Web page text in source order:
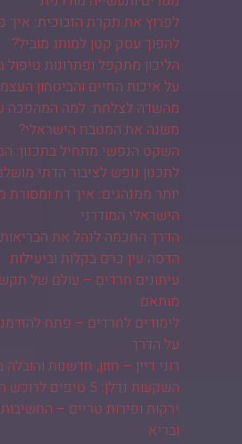
לפרוץ את תקרת הזכוכית: איך
להפוך עסק קטן למותג מוביל?
הליכון מתקפל ופתרונות
על איכות החיים והביטחון
מהשדה לצלחת: למה המהפכה של
משנה את המטבח הישראלי?
השקט הנפשי מתחיל בתכנון:
לתכנון נופש לציבור הדתי
יותר ממנהגים: איך דת
הישראלי המודרני
הדרך החכמה לנהל את הבריאות:
הדסה עין כרם בקלות וביעילות
עיתונים חרדים – עולם של
מותאם
לימודים לחרדים – פתח
על הדרך
רוני דיין – חזון, חדשנות
השקעות נדלן: 5 טיפים לרוכש המתחיל
ירקות ופירות טריים –
ובריא